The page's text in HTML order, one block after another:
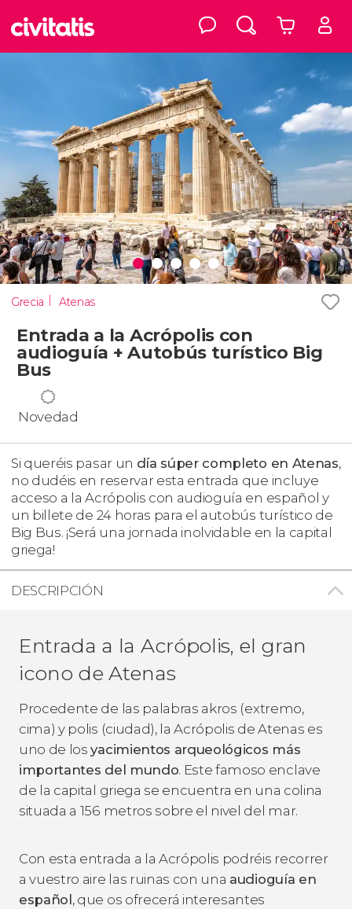
Grecia Atenas
Entrada a la Acrópolis con
audioguía + Autobús turístico Big
Bus
Novedad
Si queréis pasar un día súper completo en Atenas,
no dudéis en reservar esta entrada que incluye
acceso a la Acrópolis con audioguía en español y
un billete de 24 horas para el autobús turístico de
Big Bus. ¡Será una jornada inolvidable en la capital
griega!
DESCRIPCIÓN
Entrada a la Acrópolis, el gran
icono de Atenas
Procedente de las palabras akros (extremo,
cima) y polis (ciudad), la Acrópolis de Atenas es
uno de losyacimientos arqueológicos más
importantes del mundo. Este famoso enclave
de la capital griega se encuentra en una colina
situada a 156 metros sobre el nivel del mar.
Con esta entrada a la Acrópolis podréis recorrer
a vuestro aire las ruinas con una audioguía en
español , que os ofrecerá interesantes